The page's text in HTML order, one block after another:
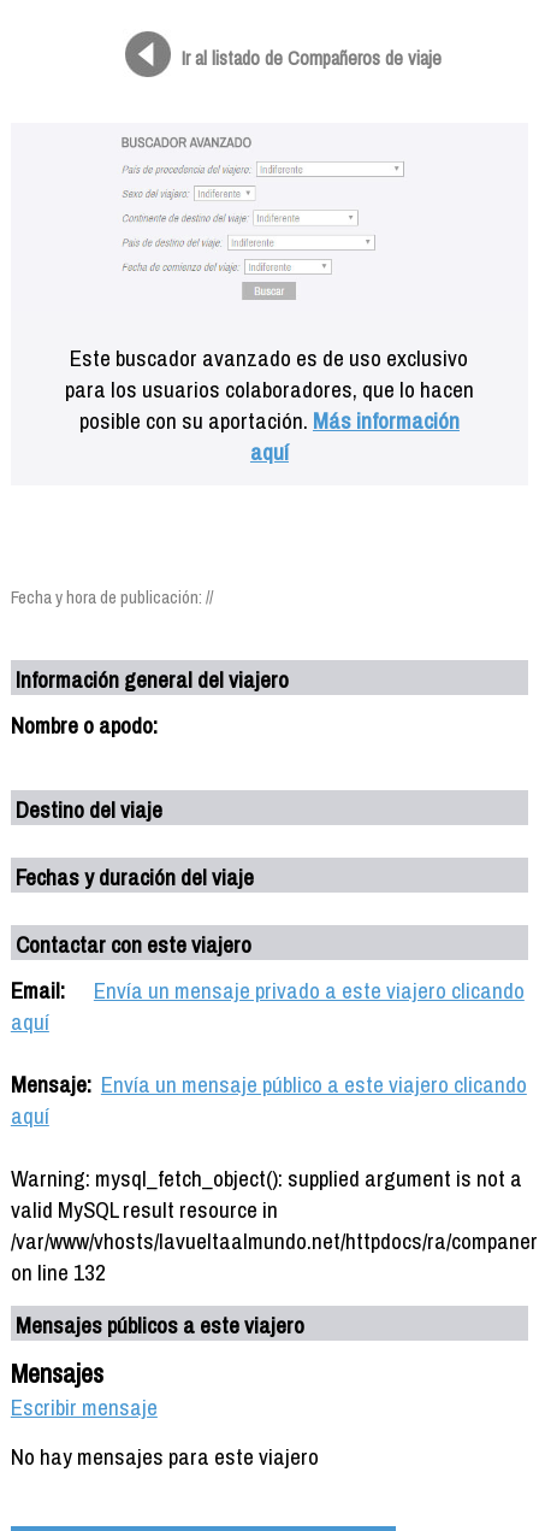
Ir al listado de Compañeros de viaje
Este buscador avanzado es de uso exclusivo
para los usuarios colaboradores, que lo hacen
posible con su aportación. Más información
aquí
Fecha y hora de publicación: //
Información general del viajero
Nombre o apodo:
Destino del viaje
Fechas y duración del viaje
Contactar con este viajero
Email:
Envía un mensaje privado a este viajero clicando
aquí
Mensaje: Envía un mensaje público a este viajero clicando
aquí
Warning: mysql_fetch_object(): supplied argument is not a
valid MySQL result resource in
/var/www/vhosts/lavueltaalmundo.net/httpdocs/ra/
on line 132
Mensajes públicos a este viajero
Mensajes
Escribir mensaje
No hay mensajes para este viajero